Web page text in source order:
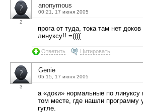
2
anonymous
00:21, 17 июня 2005
прога от туда, тока там нет
линуксу!! =((((
Ответить Цитировать
3
Genie
05:15, 17 июня 2005
а «доки» нормальные по линуксу
том месте, где нашли программу
гугле.